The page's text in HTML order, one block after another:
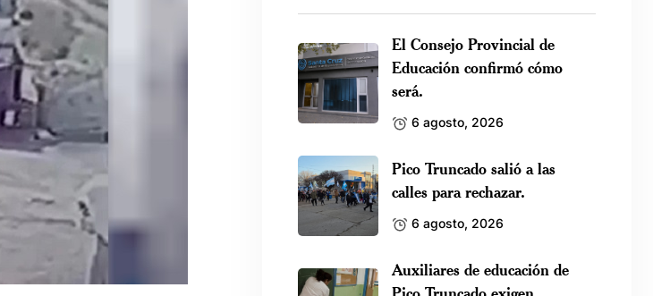
El Consejo Provincial de
Educación confirmó cómo
será.
6 agosto, 2026
Pico Truncado salió a las
calles para rechazar.
6 agosto, 2026
Auxiliares de educación de